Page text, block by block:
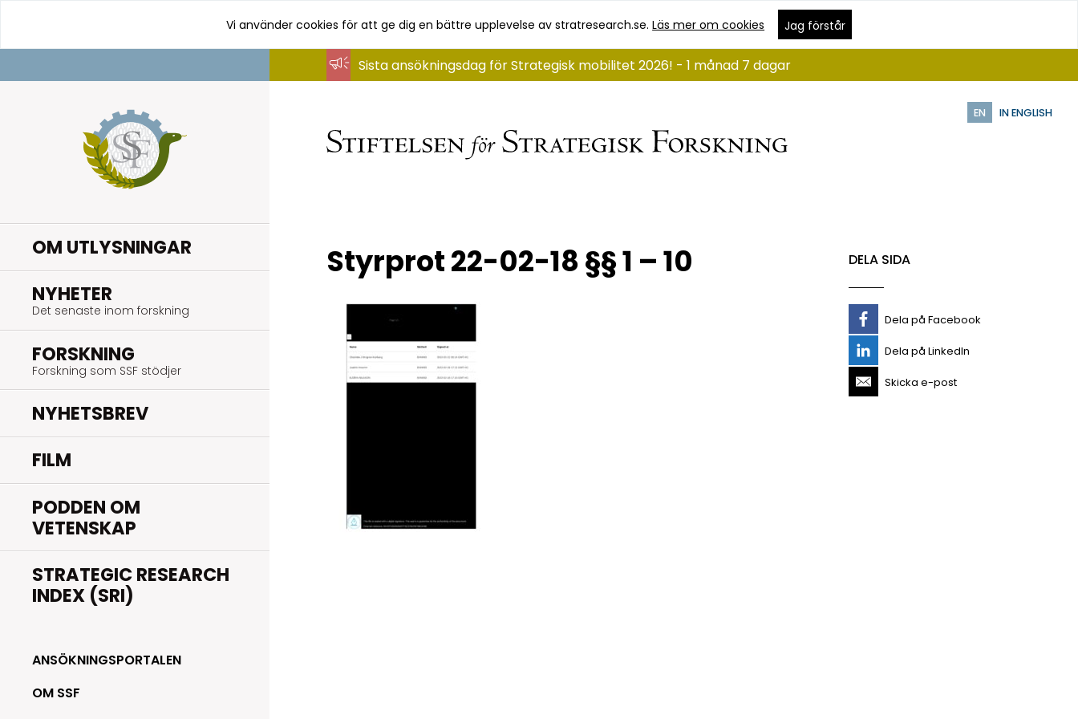
innehåll
Vi använder cookies för att ge dig en bättre upplevelse av stratresearch.se.Läs mer om cookies Jag förstår
EN IN ENGLISH
OM UTLYSNINGAR
NYHETER
Det senaste inom forskning
FORSKNING
Forskning som SSF stödjer
NYHETSBREV
FILM
PODDEN OM
VETENSKAP
STRATEGIC RESEARCH
INDEX (SRI)
ANSÖKNINGSPORTALEN
OM SSF
Sista ansökningsdag för Strategisk mobilitet 2026! - 1 månad 7 dagar
Styrprot 22-02-18 §§ 1 – 10 DELA SIDA
Dela på Facebook
Dela på LinkedIn
Skicka e-post